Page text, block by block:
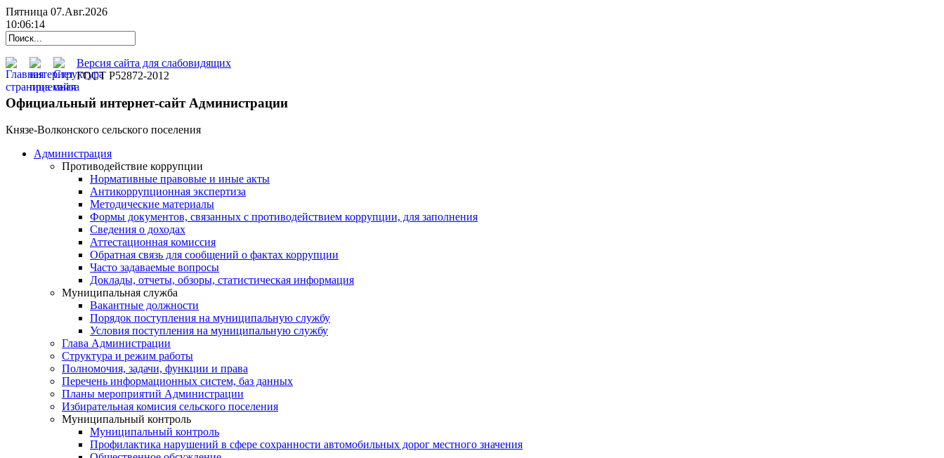
Пятница 07.Авг.2026
10:06:15
Версия сайта для слабовидящих
ГОСТ Р52872-2012
Официальный интернет-сайт Администрации
Князе-Волконского сельского поселения
Администрация
Противодействие коррупции
Нормативные правовые и иные акты
Антикоррупционная экспертиза
Методические материалы
Формы документов, связанных с противодействием коррупции, для заполнения
Сведения о доходах
Аттестационная комиссия
Обратная связь для сообщений о фактах коррупции
Часто задаваемые вопросы
Доклады, отчеты, обзоры, статистическая информация
Муниципальная служба
Вакантные должности
Порядок поступления на муниципальную службу
Условия поступления на муниципальную службу
Глава Администрации
Структура и режим работы
Полномочия, задачи, функции и права
Перечень информационных систем, баз данных
Планы мероприятий Администрации
Избирательная комисия сельского поселения
Муниципальный контроль
Муниципальный контроль
Профилактика нарушений в сфере сохранности автомобильных дорог местного значения